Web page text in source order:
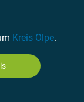
Kreis Olpe.